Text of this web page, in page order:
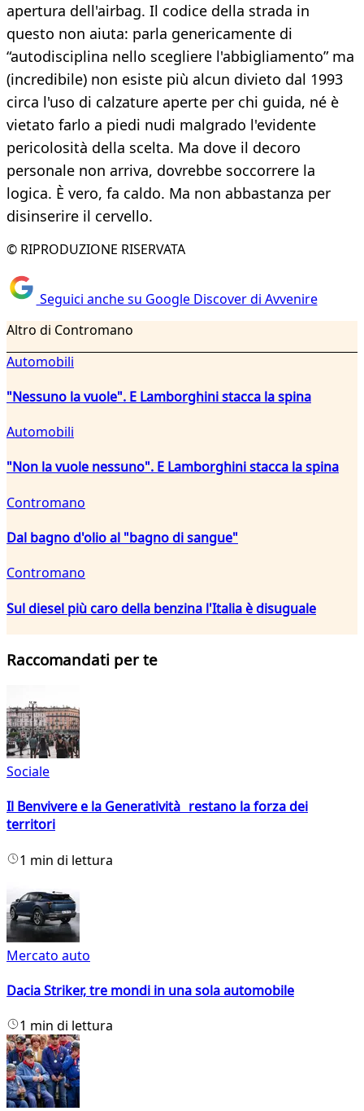
apertura dell'airbag. Il codice della strada in
questo non aiuta: parla genericamente di
“autodisciplina nello scegliere l'abbigliamento” ma
(incredibile) non esiste più alcun divieto dal 1993
circa l'uso di calzature aperte per chi guida, né è
vietato farlo a piedi nudi malgrado l'evidente
pericolosità della scelta. Ma dove il decoro
personale non arriva, dovrebbe soccorrere la
logica. È vero, fa caldo. Ma non abbastanza per
disinserire il cervello.
© RIPRODUZIONE RISERVATA
Seguici anche su Google Discover di Avvenire
Altro di Contromano
Automobili
"Nessuno la vuole". E Lamborghini stacca la spina
Automobili
"Non la vuole nessuno". E Lamborghini stacca la spina
Contromano
Dal bagno d'olio al "bagno di sangue"
Contromano
Sul diesel più caro della benzina l'Italia è disuguale
Raccomandati per te
Sociale
Il Benvivere e la Generatività restano la forza dei
territori
1 min di lettura
Mercato auto
Dacia Striker, tre mondi in una sola automobile
1 min di lettura